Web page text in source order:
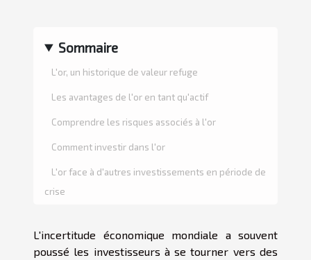
Sommaire
L'or, un historique de valeur refuge
Les avantages de l'or en tant qu'actif
Comprendre les risques associés à l'or
Comment investir dans l'or
L'or face à d'autres investissements en période de
crise
L'incertitude économique mondiale a souvent
poussé les investisseurs à se tourner vers des